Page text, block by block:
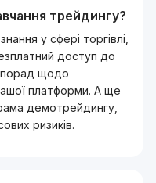
трейдингу?
у сфері торгівлі,
доступ до
порад щодо
платформи. А ще
демотрейдингу,
ризиків.